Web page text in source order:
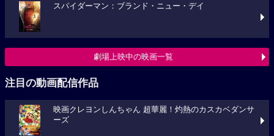
スパイダーマン：ブランド・ニュー・デイ
劇場上映中の映画一覧
注目の動画配信作品
映画クレヨンしんちゃん 超華麗！灼熱のカスカベダンサ
ーズ